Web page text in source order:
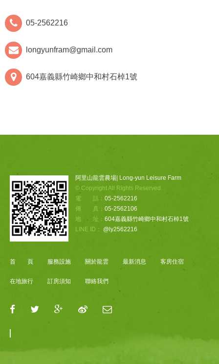
05-2562216
longyunfram@gmail.com
604嘉義縣竹崎鄉中和村石棹1號
阿里山龍雲農場| Long-yun Leisure Farm
© Copyright All Rights Reserved.
電 話： 05-2562216
傳 真： 05-2562106
地 址： 604嘉義縣竹崎鄉中和村石棹1號
LINE ID：
@ly2562216
首 頁 服務設施 關於龍雲 最新消息 客房住宿
在地旅行 訂房須知 聯絡我們